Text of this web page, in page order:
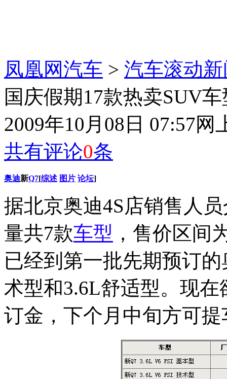
凤凰网汽车 > 汽车滚动
国庆假期17款热卖SUV
2009年10月08日 07:57
共有评论0条
奥迪新Q7[综述 图片 论坛]
据北京奥迪4S店销售人
量共7款车型 ，售价区间
已经到第一批先期预订
术型和3.6L舒适型。现
订金，下个月中旬方可提